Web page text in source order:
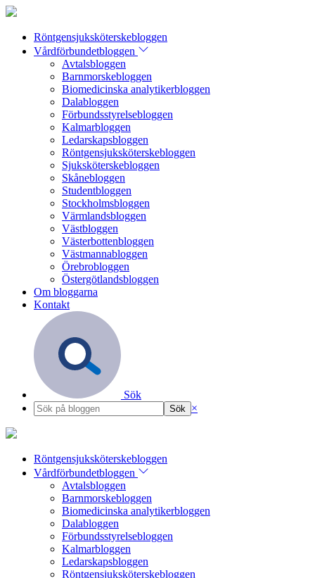
Röntgensjuksköterskebloggen
Vårdförbundetbloggen
Avtalsbloggen
Barnmorskebloggen
Biomedicinska analytikerbloggen
Dalabloggen
Förbundsstyrelsebloggen
Kalmarbloggen
Ledarskapsbloggen
Röntgensjuksköterskebloggen
Sjuksköterskebloggen
Skånebloggen
Studentbloggen
Stockholmsbloggen
Värmlandsbloggen
Västbloggen
Västerbottenbloggen
Västmannabloggen
Örebrobloggen
Östergötlandsbloggen
Om bloggarna
Kontakt
Sök
×
Röntgensjuksköterskebloggen
Vårdförbundetbloggen
Avtalsbloggen
Barnmorskebloggen
Biomedicinska analytikerbloggen
Dalabloggen
Förbundsstyrelsebloggen
Kalmarbloggen
Ledarskapsbloggen
Röntgensjuksköterskebloggen